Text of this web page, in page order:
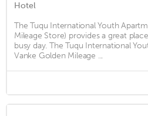
Hotel
The Tuqu International Youth
Mileage Store) provides a great
busy day. The Tuqu International
Vanke Golden Mileage ...